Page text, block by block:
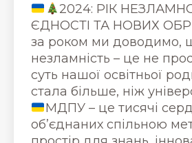
2024: РІК
ЄДНОСТІ ТА НОВИХ
за роком ми доводимо,
незламність – це не
суть нашої освітньої
стала більше, ніж
МДПУ – це тисячі
об’єднаних спільною